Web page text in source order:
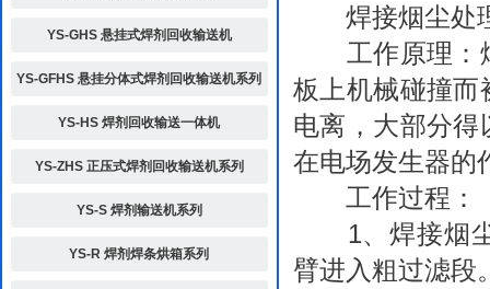
YS-GHS 悬挂式焊剂回收输送机
YS-GFHS 悬挂分体式焊剂回收输送机系列
YS-HS 焊剂回收输送一体机
YS-ZHS 正压式焊剂回收输送机系列
YS-S 焊剂输送机系列
YS-R 焊剂焊条烘箱系列
焊接烟尘处理
工作原理：烟
板上机械碰撞而
电离，大部分
在电场发生器的
工作过程：
1、焊接烟
臂进入粗过滤段